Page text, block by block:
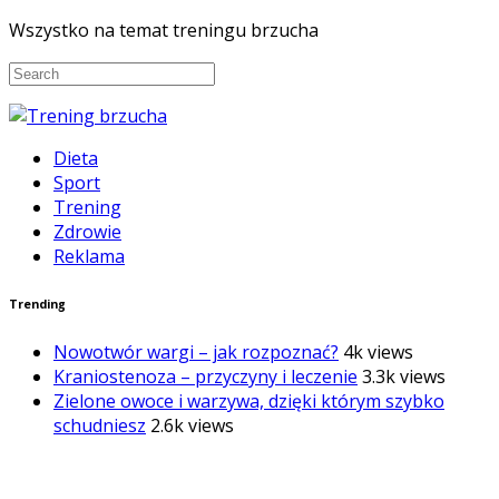
Wszystko na temat treningu brzucha
Dieta
Sport
Trening
Zdrowie
Reklama
Trending
Nowotwór wargi – jak rozpoznać? 4k views
Kraniostenoza – przyczyny i leczenie 3.3k views
Zielone owoce i warzywa, dzięki którym szybko
schudniesz 2.6k views